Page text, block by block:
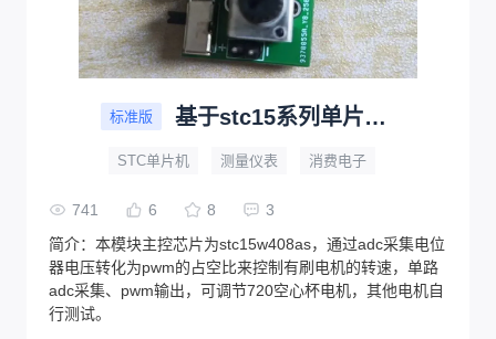
标准版 基于stc15系列单片机的有刷电机调速_V1.0
STC单片机 测量仪表 消费电子
741 6 8
3
简介： 本模块主控芯片为stc15w408as，通过adc采集电位
器电压转化为pwm的占空比来控制有刷电机的转速，单路
adc采集、pwm输出，可调节720空心杯电机，其他电机自
行测试。